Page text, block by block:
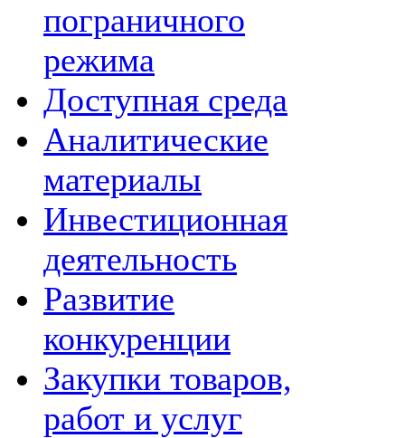
пограничного
режима
Доступная среда
Аналитические
материалы
Инвестиционная
деятельность
Развитие
конкуренции
Закупки товаров,
работ и услуг